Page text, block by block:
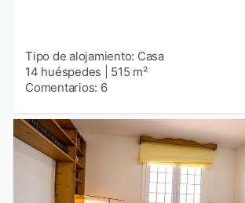
Tipo de alojamiento: Casa
14 huéspedes
515 m²
Comentarios: 6